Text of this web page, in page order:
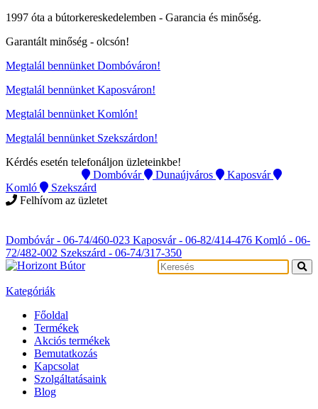
1997 óta a bútorkereskedelemben - Garancia és minőség.
Garantált minőség - olcsón!
Megtalál bennünket Dombóváron!
Megtalál bennünket Kaposváron!
Megtalál bennünket Komlón!
Megtalál bennünket Szekszárdon!
Kérdés esetén telefonáljon üzleteinkbe!
Dombóvár Dunaújváros
Kaposvár
Komló
Szekszárd
Felhívom az üzletet
Dombóvár - 06-74/460-023 Kaposvár - 06-82/414-476 Komló - 06-
72/482-002 Szekszárd - 06-74/317-350
Kategóriák
Főoldal
Termékek
Akciós termékek
Bemutatkozás
Kapcsolat
Szolgáltatásaink
Blog